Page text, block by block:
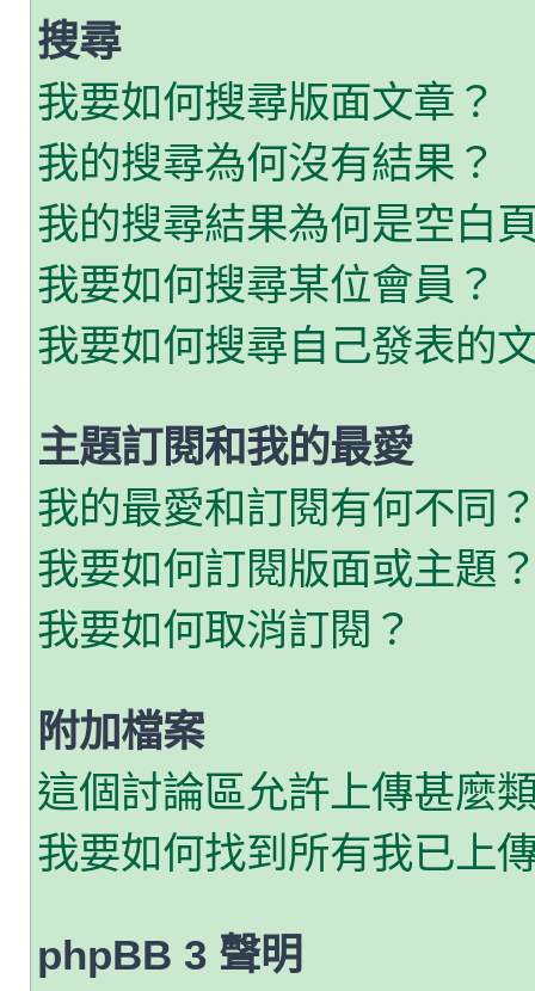
搜尋
我要如何搜尋版面文章？
我的搜尋為何沒有結果？
我的搜尋結果為何是空白
我要如何搜尋某位會員？
我要如何搜尋自己發表的
主題訂閱和我的最愛
我的最愛和訂閱有何不同
我要如何訂閱版面或主題
我要如何取消訂閱？
附加檔案
這個討論區允許上傳甚麼
我要如何找到所有我已上
phpBB 3 聲明